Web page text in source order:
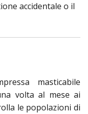
accidentale o il
masticabile
volta al mese ai
le popolazioni di